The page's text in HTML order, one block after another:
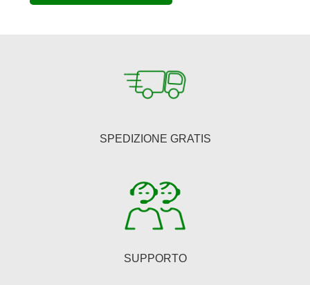
era:
è:
SPEDIZIONE GRATIS
SUPPORTO